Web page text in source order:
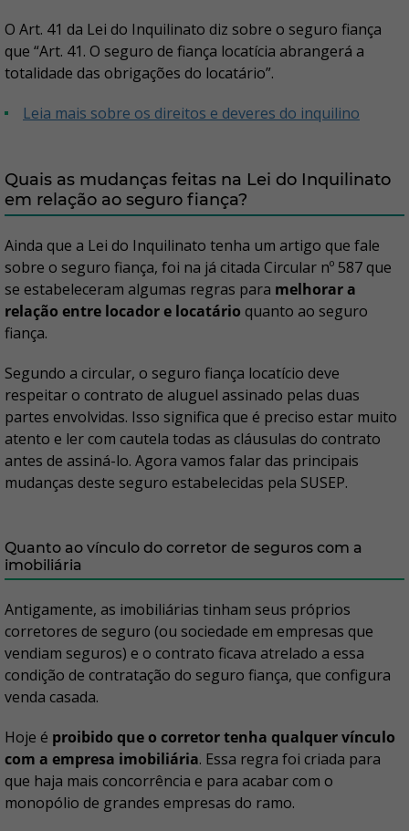
O Art. 41 da Lei do Inquilinato diz sobre o seguro fiança
que “Art. 41. O seguro de fiança locatícia abrangerá a
totalidade das obrigações do locatário”.
Leia mais sobre os direitos e deveres do inquilino
Quais as mudanças feitas na Lei do Inquilinato
em relação ao seguro fiança?
Ainda que a Lei do Inquilinato tenha um artigo que fale
sobre o seguro fiança, foi na já citada Circular nº 587 que
se estabeleceram algumas regras para melhorar a
relação entre locador e locatário quanto ao seguro
fiança.
Segundo a circular, o seguro fiança locatício deve
respeitar o contrato de aluguel assinado pelas duas
partes envolvidas. Isso significa que é preciso estar muito
atento e ler com cautela todas as cláusulas do contrato
antes de assiná-lo. Agora vamos falar das principais
mudanças deste seguro estabelecidas pela SUSEP.
Quanto ao vínculo do corretor de seguros com a
imobiliária
Antigamente, as imobiliárias tinham seus próprios
corretores de seguro (ou sociedade em empresas que
vendiam seguros) e o contrato ficava atrelado a essa
condição de contratação do seguro fiança, que configura
venda casada.
Hoje é proibido que o corretor tenha qualquer vínculo
com a empresa imobiliária. Essa regra foi criada para
que haja mais concorrência e para acabar com o
monopólio de grandes empresas do ramo.